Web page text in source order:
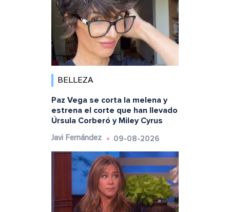
BELLEZA
Paz Vega se corta la melena y
estrena el corte que han llevado
Úrsula Corberó y Miley Cyrus
Javi Fernández 09-08-2026